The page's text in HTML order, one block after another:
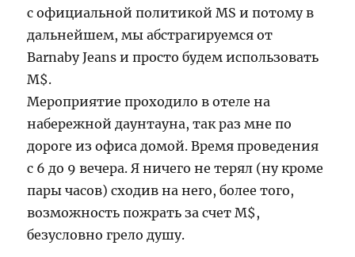
с официальной политикой MS и потому в
дальнейшем, мы абстрагируемся от
Barnaby Jeans и просто будем использовать
M$.
Мероприятие проходило в отеле на
набережной даунтауна, так раз мне по
дороге из офиса домой. Время проведения
с 6 до 9 вечера. Я ничего не терял (ну кроме
пары часов) сходив на него, более того,
возможность пожрать за счет M$,
безусловно грело душу.